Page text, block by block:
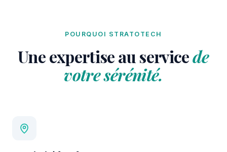
POURQUOI STRATOTECH
Une expertise au servicede
votre sérénité.